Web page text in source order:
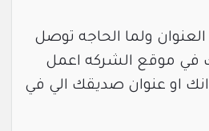
ولما الحاجه توصل
في موقع الشركه اعمل
او عنوان صديقك الي في